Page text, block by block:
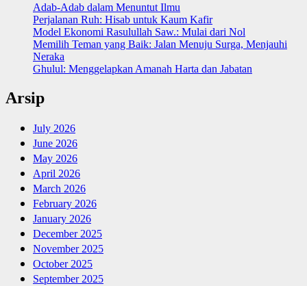
Adab-Adab dalam Menuntut Ilmu
Perjalanan Ruh: Hisab untuk Kaum Kafir
Model Ekonomi Rasulullah Saw.: Mulai dari Nol
Memilih Teman yang Baik: Jalan Menuju Surga, Menjauhi
Neraka
Ghulul: Menggelapkan Amanah Harta dan Jabatan
Arsip
July 2026
June 2026
May 2026
April 2026
March 2026
February 2026
January 2026
December 2025
November 2025
October 2025
September 2025